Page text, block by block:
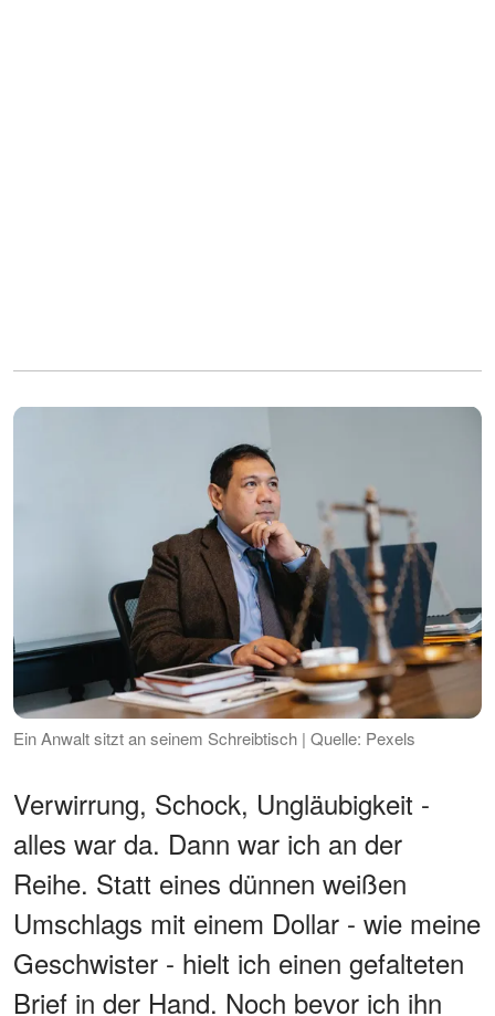
Ein Anwalt sitzt an seinem Schreibtisch | Quelle: Pexels
Verwirrung, Schock, Ungläubigkeit -
alles war da. Dann war ich an der
Reihe. Statt eines dünnen weißen
Umschlags mit einem Dollar - wie meine
Geschwister - hielt ich einen gefalteten
Brief in der Hand. Noch bevor ich ihn